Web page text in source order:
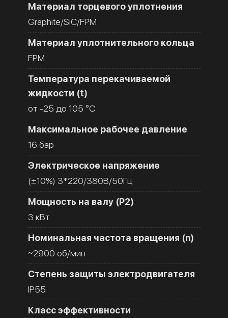
Материал торцевого уплотнения
Graphite/SiC/FPM
Материал уплотнительного кольца
FPM
Температура перекачиваемой
жидкости (t)
от -25 до 105 °C
Максимальное рабочее давление
16 бар
Электрическое напряжение
(±10%) 3*220/380В/50Гц
Мощность на валу (Р2)
3 кВт
Номинальная частота вращения (n)
~2900 об/мин
Степень защиты электродвигателя
IP55
Класс эффективности